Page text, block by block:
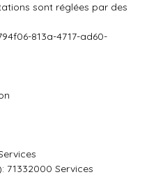
sont réglées par des
813a-4717-ad60-
71332000 Services